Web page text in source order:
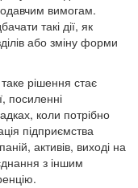
вимогам.
такі дії, як
або зміну форми
рішення стає
посиленні
коли потрібно
підприємства
активів, виході на
з іншим